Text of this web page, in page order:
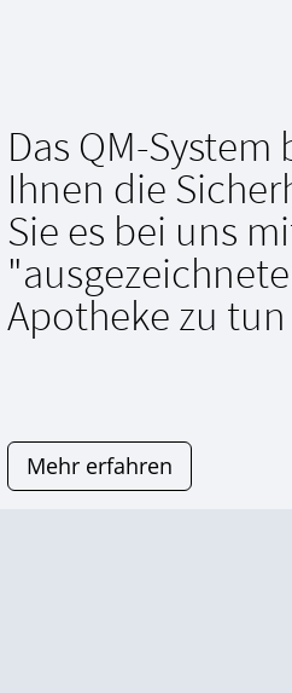
Das QM-System
Ihnen die
Sie es bei uns
Apotheke zu
Mehr erfahren